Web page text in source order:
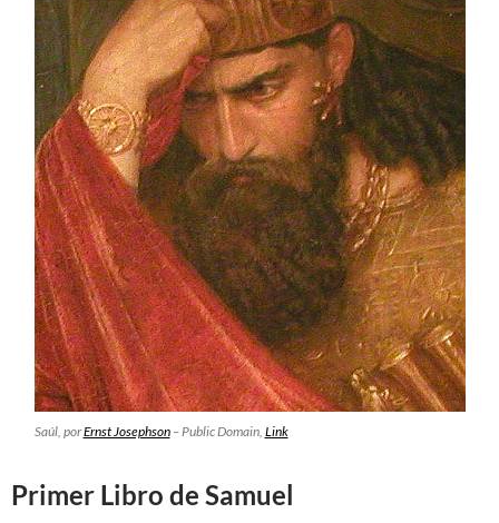
Saúl, porErnst Josephson– Public Domain, Link
Primer Libro de Samuel